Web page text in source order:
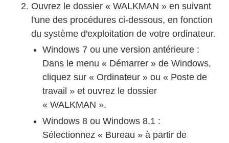
Ouvrez le dossier « WALKMAN » en suivant
l'une des procédures ci-dessous, en fonction
du système d'exploitation de votre ordinateur.
Windows 7 ou une version antérieure :
Dans le menu « Démarrer » de Windows,
cliquez sur « Ordinateur » ou « Poste de
travail » et ouvrez le dossier
« WALKMAN ».
Windows 8 ou Windows 8.1 :
Sélectionnez « Bureau » à partir de